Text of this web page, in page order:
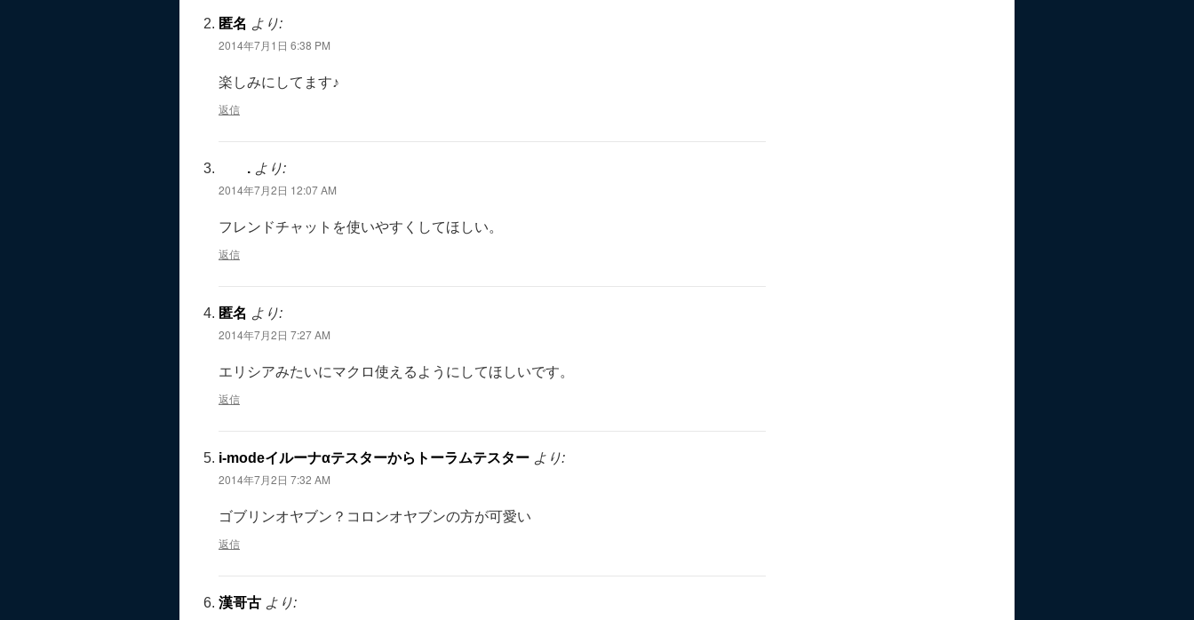
匿名 より:
2014年7月1日 6:38 PM
楽しみにしてます♪
返信
. より:
2014年7月2日 12:07 AM
フレンドチャットを使いやすくしてほしい。
返信
匿名 より:
2014年7月2日 7:27 AM
エリシアみたいにマクロ使えるようにしてほしいです。
返信
i-modeイルーナαテスターからトーラムテスター より:
2014年7月2日 7:32 AM
ゴブリンオヤブン？コロンオヤブンの方が可愛い
返信
漢哥古 より: